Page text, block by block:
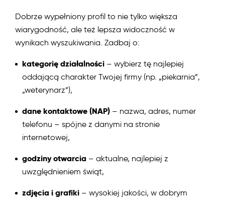
Dobrze wypełniony profil to nie tylko większa
wiarygodność, ale też lepsza widoczność w
wynikach wyszukiwania. Zadbaj o:
kategorię działalności – wybierz tę najlepiej
oddającą charakter Twojej firmy (np. „piekarnia”,
„weterynarz”),
dane kontaktowe (NAP) – nazwa, adres, numer
telefonu – spójne z danymi na stronie
internetowej,
godziny otwarcia – aktualne, najlepiej z
uwzględnieniem świąt,
zdjęcia i grafiki – wysokiej jakości, w dobrym